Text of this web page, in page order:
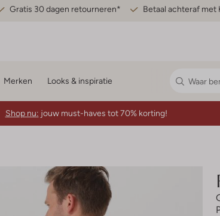
Gratis 30 dagen retourneren* Betaal achteraf met
Merken Looks & inspiratie
Shop nu: jouw must-haves tot 70% korting!